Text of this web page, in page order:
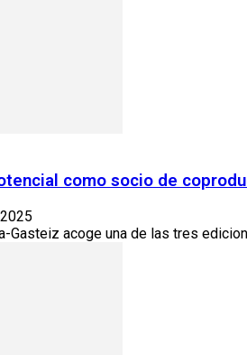
como socio de
Gasteiz acoge una de las tres